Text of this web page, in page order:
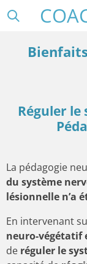
Passer
principal
Réguler le
La pédagogie
du système
lésionnelle n’a
En intervenant
neuro-végétatif
de réguler le